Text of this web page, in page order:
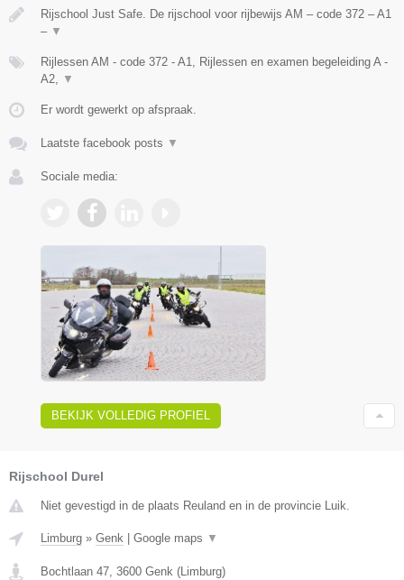
Rijschool Just Safe. De rijschool voor rijbewijs AM – code 372 – A1
– ▼
Rijlessen AM - code 372 - A1, Rijlessen en examen begeleiding A -
A2, ▼
Er wordt gewerkt op afspraak.
Laatste facebook posts ▼
Sociale media:
BEKIJK VOLLEDIG PROFIEL
Rijschool Durel
Niet gevestigd in de plaats Reuland en in de provincie Luik.
Limburg » Genk Google maps ▼
Bochtlaan 47, 3600 Genk (Limburg)